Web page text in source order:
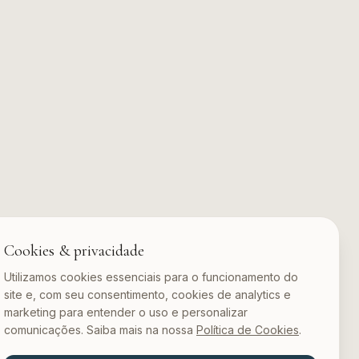
Cookies & privacidade
Utilizamos cookies essenciais para o funcionamento do
site e, com seu consentimento, cookies de analytics e
marketing para entender o uso e personalizar
comunicações. Saiba mais na nossa Política de Cookies.